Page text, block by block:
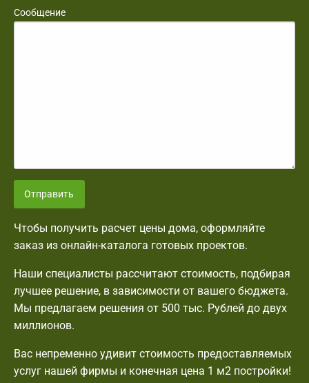
Сообщение
Отправить
Чтобы получить расчет цены дома, оформляйте
заказ из онлайн-каталога готовых проектов.
Наши специалисты рассчитают стоимость, подбирая
лучшее решение, в зависимости от вашего бюджета.
Мы предлагаем решения от 500 тыс. Рублей до двух
миллионов.
Вас непременно удивит стоимость предоставляемых
услуг нашей фирмы и конечная цена 1 м2 постройки!